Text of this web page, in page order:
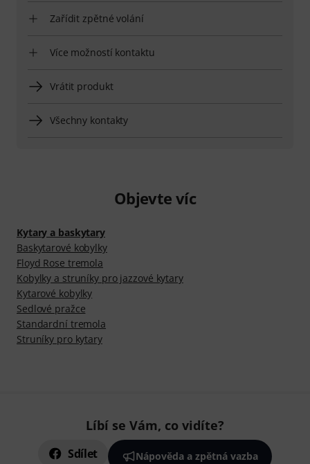
Zařídit zpětné volání
Více možností kontaktu
Vrátit produkt
Všechny kontakty
Objevte víc
Kytary a baskytary
Baskytarové kobylky
Floyd Rose tremola
Kobylky a struníky pro jazzové kytary
Kytarové kobylky
Sedlové pražce
Standardní tremola
Struníky pro kytary
Líbí se Vám, co vidíte?
Sdílet Nápověda a zpětná vazba